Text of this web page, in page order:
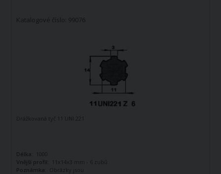
Katalogové číslo: 99076
Drážkovaná tyč 11 UNI 221
Délka:
1000
Vnější profil:
11x14x3 mm - 6 zubů
Poznámka:
Obrázky jsou